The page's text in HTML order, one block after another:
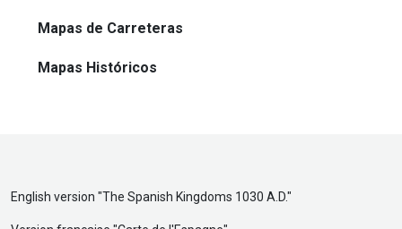
Mapas de Carreteras
Mapas Históricos
English version "The Spanish Kingdoms 1030 A.D."